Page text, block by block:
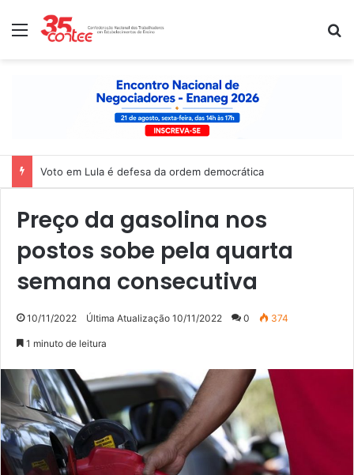
Menu
Voto em Lula é defesa da ordem democrática
Preço da gasolina nos
postos sobe pela quarta
semana consecutiva
10/11/2022 Última Atualização 10/11/2022 0 374
1 minuto de leitura